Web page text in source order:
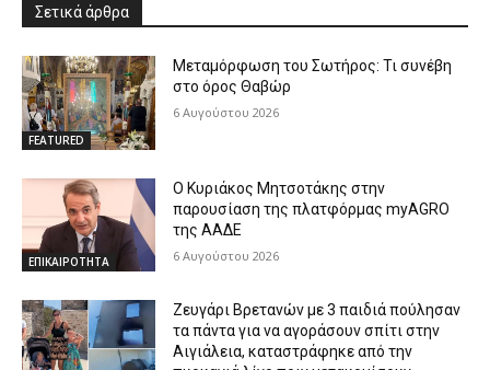
Σετικά άρθρα
FEATURED
Μεταμόρφωση του Σωτήρος: Τι συνέβη
στο όρος Θαβώρ
6 Αυγούστου 2026
ΕΠΙΚΑΙΡΟΤΗΤΑ
Ο Κυριάκος Μητσοτάκης στην
παρουσίαση της πλατφόρμας myAGRO
της ΑΑΔΕ
6 Αυγούστου 2026
Ζευγάρι Βρετανών με 3 παιδιά πούλησαν
τα πάντα για να αγοράσουν σπίτι στην
Αιγιάλεια, καταστράφηκε από την